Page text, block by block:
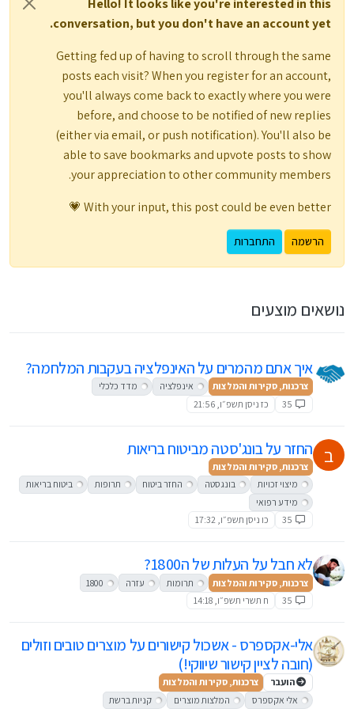
Hello! It looks like you're interested in this
conversation, but you don't have an account yet.
Getting fed up of having to scroll through the same
posts each visit? When you register for an account,
you'll always come back to exactly where you were
before, and choose to be notified of new replies
(either via email, or push notification). You'll also be
able to save bookmarks and upvote posts to show
your appreciation to other community members.
With your input, this post could be even better 💗
הרשמה התחברות
נושאים מוצעים
איך אתם מהמרים על האינפלציה בעקבות המלחמה?
צרכנות, סקירות והמלצות אינפלציה
מדד כלכלי
35
כז ניסן תשפ״ו, 21:56
ב החזר על בונג'סטה מביטוח בריאות
צרכנות, סקירות והמלצות
מיצוי זכויות
בונגסטה החזר ביטוח תרופות
ביטוח בריאות
מידע רפואי
35
כו ניסן תשפ״ו, 17:32
לא חבל על העלות של ה1800?
צרכנות, סקירות והמלצות תרומות עזרה
1800
35
ח תשרי תשפ״ו, 14:18
אלי-אקספרס - אשכול קישורים על מוצרים טובים וזולים
(חובה לציין קישור שיווקי!)
הועבר
צרכנות, סקירות והמלצות
אלי אקספרס
המלצות מוצרים קניות ברשת